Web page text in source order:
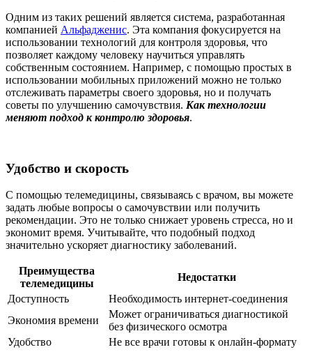
Одним из таких решений является система, разработанная
компанией Альфадженис. Эта компания фокусируется на
использовании технологий для контроля здоровья, что
позволяет каждому человеку научиться управлять
собственным состоянием. Например, с помощью простых в
использовании мобильных приложений можно не только
отслеживать параметры своего здоровья, но и получать
советы по улучшению самочувствия. Как технологии
меняют подход к контролю здоровья.
Удобство и скорость
С помощью телемедицины, связываясь с врачом, вы можете
задать любые вопросы о самочувствии или получить
рекомендации. Это не только снижает уровень стресса, но и
экономит время. Учитывайте, что подобный подход
значительно ускоряет диагностику заболеваний.
Преимущества
телемедицины
Недостатки
Доступность
Необходимость интернет-соединения
Экономия времени
Может ограничиваться диагностикой
без физического осмотра
Удобство
Не все врачи готовы к онлайн-формату